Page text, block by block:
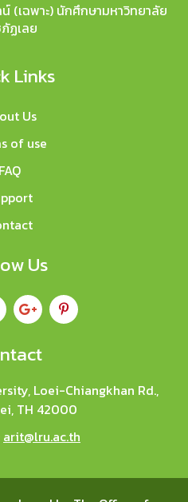
(เฉพาะ) นักศึกษามหาวิทยาลัย
ฏเลย
Links
Us
of use
FAQ
Us
Loei-Chiangkhan Rd.,
TH 42000
arit@lru.ac.th